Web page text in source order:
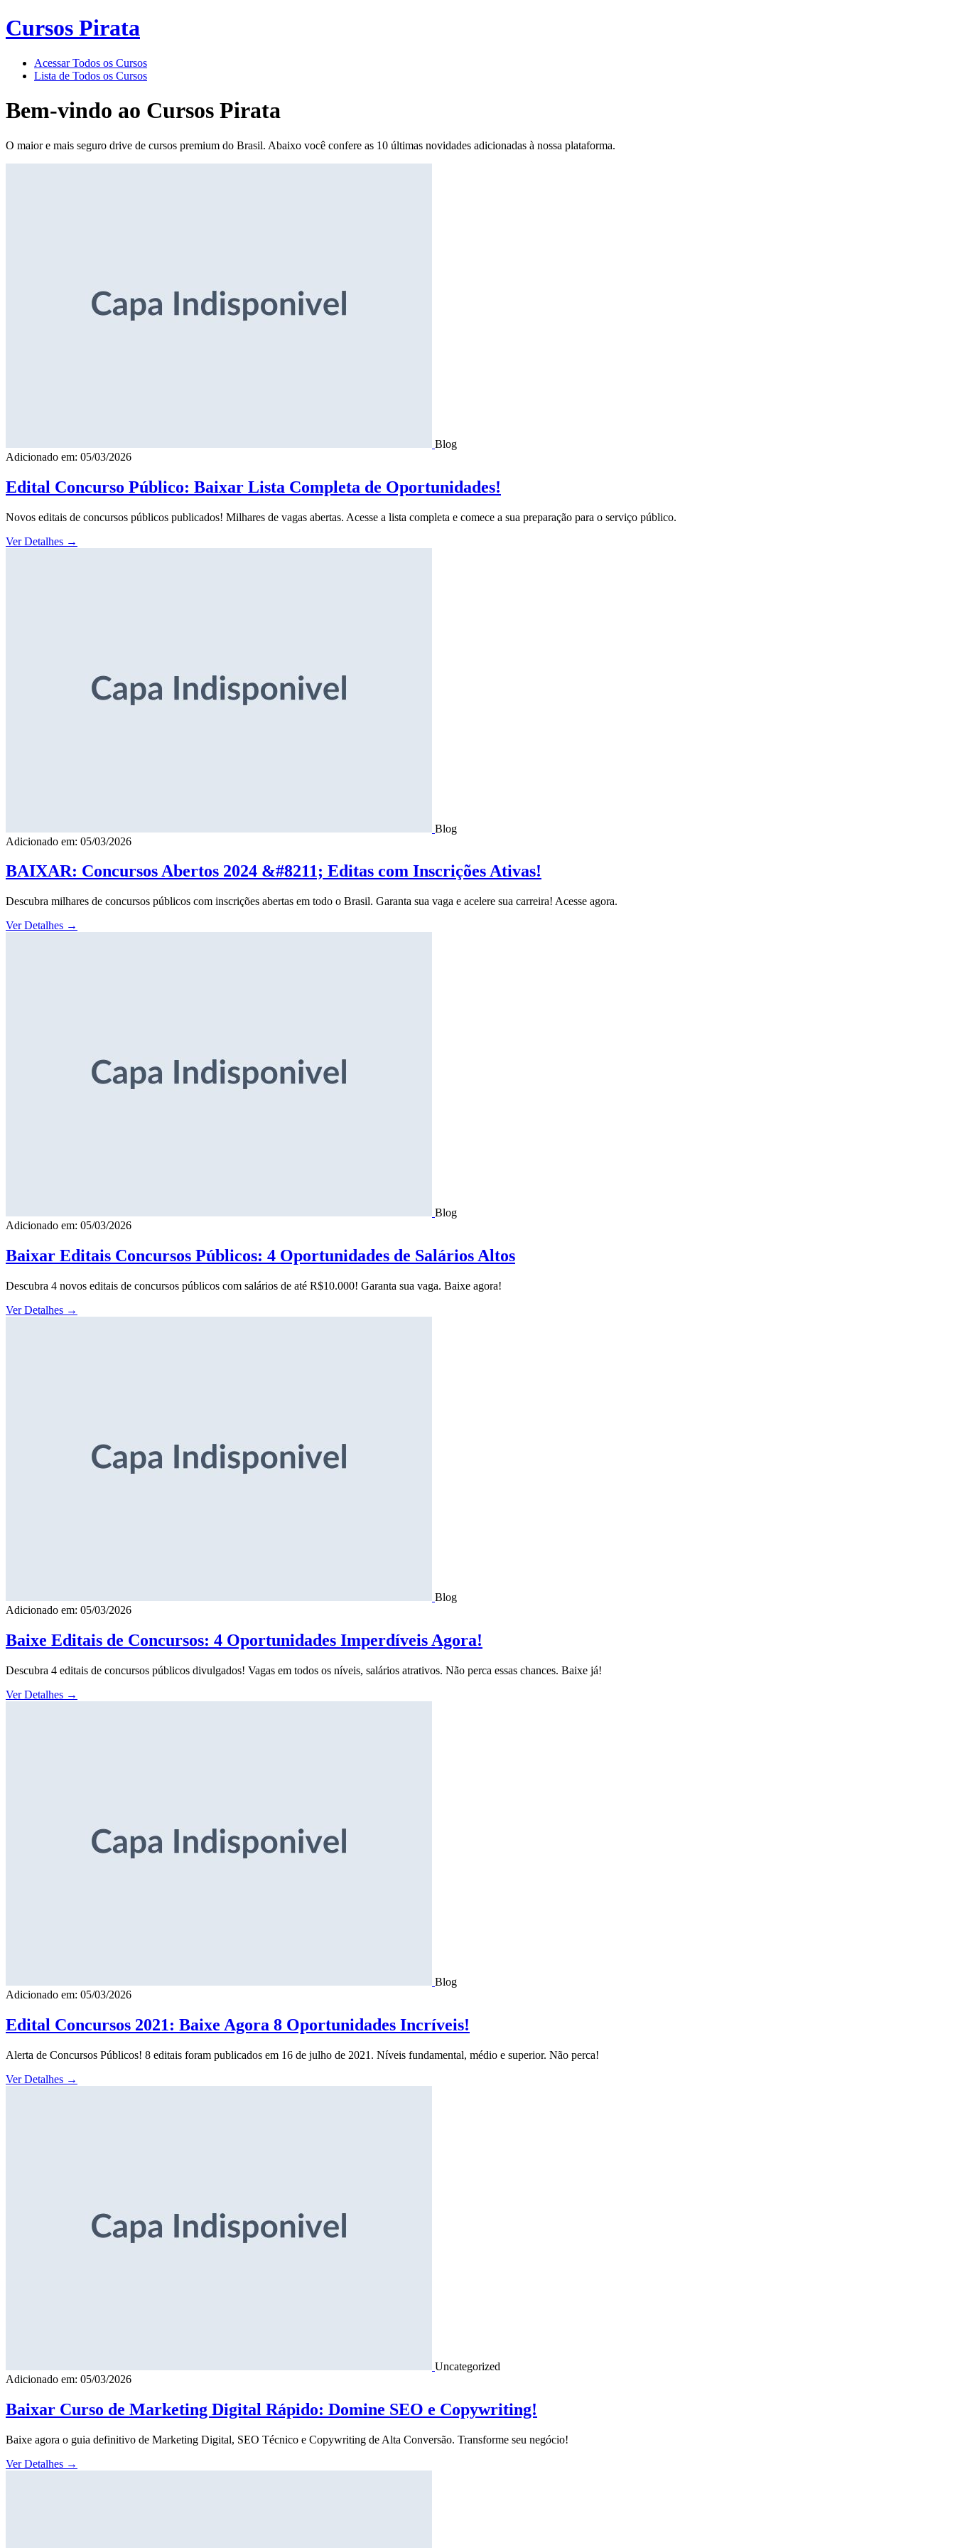
Cursos Pirata
Acessar Todos os Cursos
Lista de Todos os Cursos
Bem-vindo ao Cursos Pirata
O maior e mais seguro drive de cursos premium do Brasil. Abaixo você confere as 10 últimas novidades adicionadas à nossa plataforma.
Blog
Adicionado em: 05/03/2026
Edital Concurso Público: Baixar Lista Completa de Oportunidades!
Novos editais de concursos públicos publicados! Milhares de vagas abertas. Acesse a lista completa e comece a sua preparação para o serviço público.
Ver Detalhes →
Blog
Adicionado em: 05/03/2026
BAIXAR: Concursos Abertos 2024 &#8211; Editas com Inscrições Ativas!
Descubra milhares de concursos públicos com inscrições abertas em todo o Brasil. Garanta sua vaga e acelere sua carreira! Acesse agora.
Ver Detalhes →
Blog
Adicionado em: 05/03/2026
Baixar Editais Concursos Públicos: 4 Oportunidades de Salários Altos
Descubra 4 novos editais de concursos públicos com salários de até R$10.000! Garanta sua vaga. Baixe agora!
Ver Detalhes →
Blog
Adicionado em: 05/03/2026
Baixe Editais de Concursos: 4 Oportunidades Imperdíveis Agora!
Descubra 4 editais de concursos públicos divulgados! Vagas em todos os níveis, salários atrativos. Não perca essas chances. Baixe já!
Ver Detalhes →
Blog
Adicionado em: 05/03/2026
Edital Concursos 2021: Baixe Agora 8 Oportunidades Incríveis!
Alerta de Concursos Públicos! 8 editais foram publicados em 16 de julho de 2021. Níveis fundamental, médio e superior. Não perca!
Ver Detalhes →
Uncategorized
Adicionado em: 05/03/2026
Baixar Curso de Marketing Digital Rápido: Domine SEO e Copywriting!
Baixe agora o guia definitivo de Marketing Digital, SEO Técnico e Copywriting de Alta Conversão. Transforme seu negócio!
Ver Detalhes →